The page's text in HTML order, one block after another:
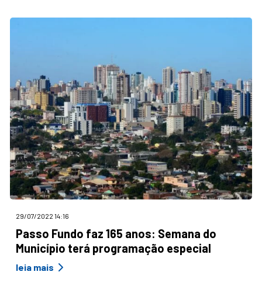
29/07/2022 14:16
Passo Fundo faz 165 anos: Semana do
Município terá programação especial
leia mais